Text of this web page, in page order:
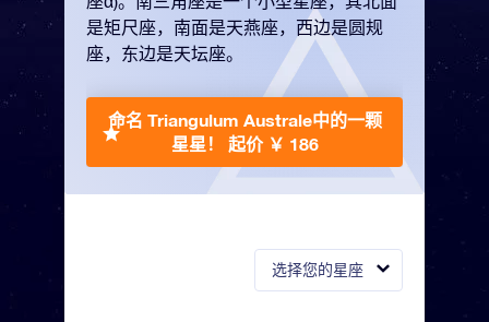
选择您的星座
是矩尺座，南面是天燕座，西边是圆规
座，东边是天坛座。
命名 Triangulum Australe中的一颗
星星！ 起价 ￥ 186